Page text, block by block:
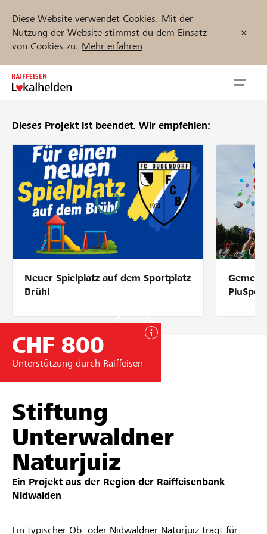
Diese Website verwendet Cookies. Mit der
Nutzung der Website stimmst du dem Einsatz
von Cookies zu. Mehr erfahren
Zum
Inhalt
Unterstützen
Hilfe & Support
Partner / Raiffeisenbank
Anmelden
Projekte und Organisationen finden
DE FR IT
Dieses Projekt ist beendet. Wir empfehlen:
Neuer Spielplatz auf dem Sportplatz
Brühl
CHF 800
Unterstützung durch Raiffeisen
Stiftung
Unterwaldner
Naturjuiz
Ein Projekt aus der Region der Raiffeisenbank
Nidwalden
Ein typischer Ob- oder Nidwaldner Naturjuiz trägt für